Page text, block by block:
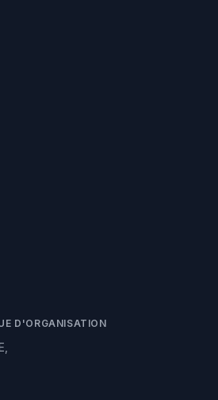
D'ORGANISATION